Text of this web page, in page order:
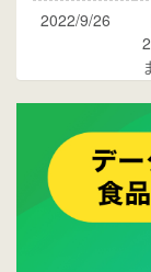
2022/9/26
2015/10/19
2015/09/28